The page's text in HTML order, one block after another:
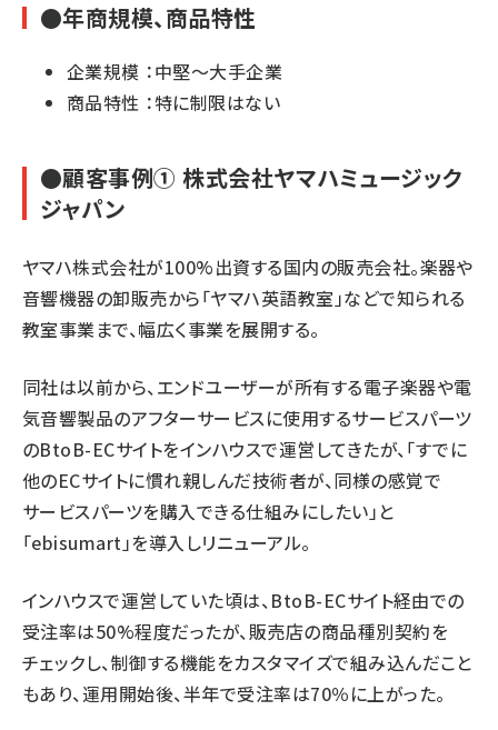
●年商規模、商品特性
企業規模 ：中堅〜大手企業
商品特性 ：特に制限はない
●顧客事例① 株式会社ヤマハミュージック
ジャパン
ヤマハ株式会社が100%出資する国内の販売会社。楽器や
音響機器の卸販売から「ヤマハ英語教室」などで知られる
教室事業まで、幅広く事業を展開する。
同社は以前から、エンドユーザーが所有する電子楽器や電
気音響製品のアフターサービスに使用するサービスパーツ
のBtoB-ECサイトをインハウスで運営してきたが、「すでに
他のECサイトに慣れ親しんだ技術者が、同様の感覚で
サービスパーツを購入できる仕組みにしたい」と
「ebisumart」を導入しリニューアル。
インハウスで運営していた頃は、BtoB-ECサイト経由での
受注率は50%程度だったが、販売店の商品種別契約を
チェックし、制御する機能をカスタマイズで組み込んだこと
もあり、運用開始後、半年で受注率は70％に上がった。